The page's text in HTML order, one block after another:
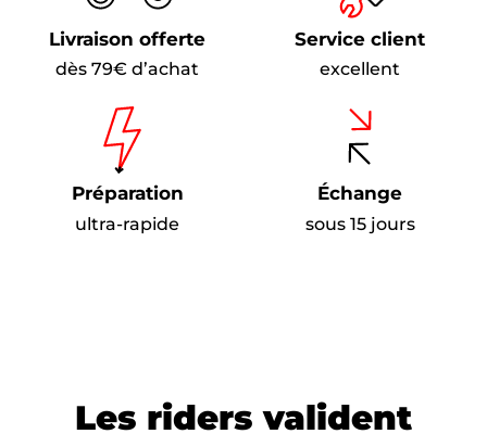
Livraison offerte
dès 79€ d’achat
Service client
excellent
Préparation
ultra-rapide
Échange
sous 15 jours
Les riders valident